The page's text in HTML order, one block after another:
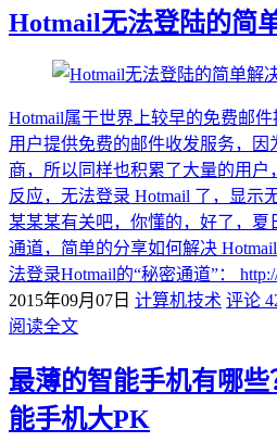
Hotmail无法登陆的简
Hotmail属于世界上较早的免费邮
用户提供免费的邮件收发服务，
商，所以同样也积累了大量的用户
反应，无法登录 Hotmail 了，显示
某某某有关吧，你懂的，好了，
通道，简单的分享如何解决
法登录Hotmail的“秘密通道”：
2015年09月07日 计算机技术 评论
阅读全文
最薄的智能手机有哪
能手机大PK